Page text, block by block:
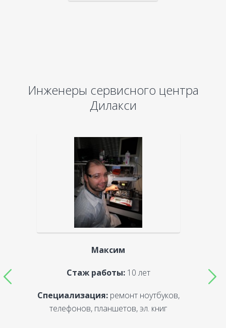
Инженеры сервисного центра
Дилакси
Максим
Стаж работы:10 лет
Специализация:ремонт ноутбуков,
телефонов, планшетов, эл. книг